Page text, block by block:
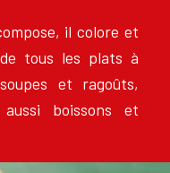
il colore et
tous les plats à
et ragoûts,
boissons et